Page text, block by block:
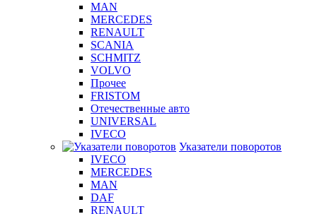
MAN
MERCEDES
RENAULT
SCANIA
SCHMITZ
VOLVO
Прочее
FRISTOM
Отечественные авто
UNIVERSAL
IVECO
Указатели поворотов
IVECO
MERCEDES
MAN
DAF
RENAULT